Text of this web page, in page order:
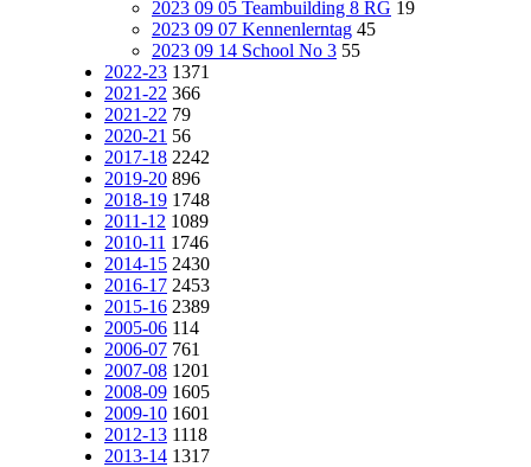
2023 09 05 Teambuilding 8 RG 19
2023 09 07 Kennenlerntag 45
2023 09 14 School No 3 55
2022-23 1371
2021-22 366
2021-22 79
2020-21 56
2017-18 2242
2019-20 896
2018-19 1748
2011-12 1089
2010-11 1746
2014-15 2430
2016-17 2453
2015-16 2389
2005-06 114
2006-07 761
2007-08 1201
2008-09 1605
2009-10 1601
2012-13 1118
2013-14 1317